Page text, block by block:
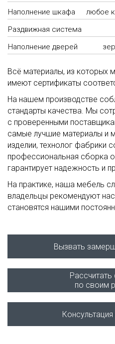
Наполнение шкафа
любое
Раздвижная система
Наполнение дверей
Всё материалы, из которых
имеют сертификаты
На нашем производстве
стандарты качества. Мы
с проверенными
самые лучшие материалы и
изделии, технолог фабрики
профессиональная сборка
гарантирует надежность и
На практике, наша мебель
владельцы рекомендуют
становятся нашими
Вызвать
по своим